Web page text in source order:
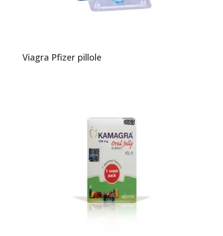
Viagra Pfizer pillole